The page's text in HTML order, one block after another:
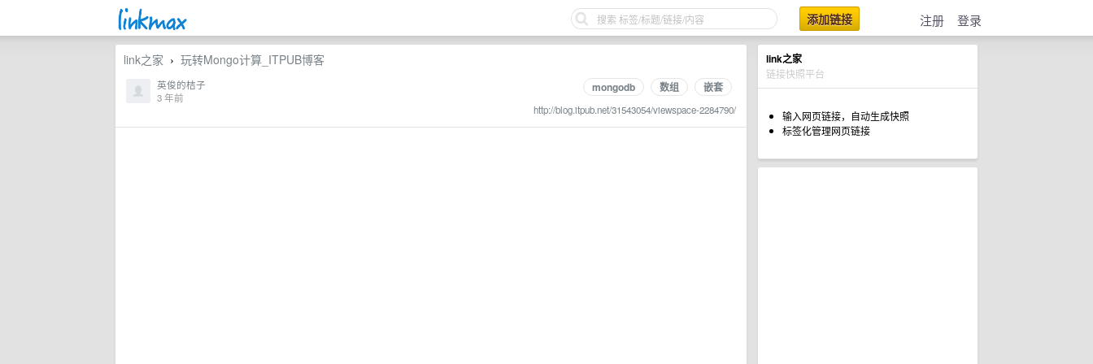
添加链接 注册 登录
link之家
链接快照平台
输入网页链接，自动生成快照
标签化管理网页链接
link之家 › 玩转Mongo计算_ITPUB博客
mongodb 数组 嵌套
http://blog.itpub.net/31543054/viewspace-2284790/
英俊的桔子
3 年前